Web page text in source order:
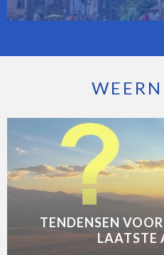
TENDENSEN
LAATSTE